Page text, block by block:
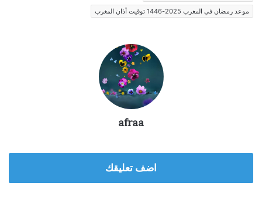
موعد رمضان في المغرب 2025-1446 توقيت أذان المغرب
afraa
اضف تعليقك